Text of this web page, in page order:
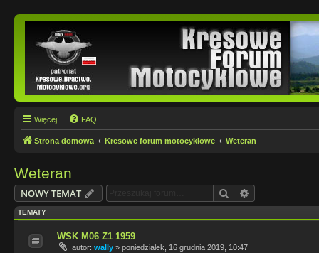
Więcej… FAQ
Strona domowa Kresowe forum motocyklowe Weteran
Weteran
NOWY TEMAT Szukaj
TEMATY
WSK M06 Z1 1959
autor: wally » poniedziałek, 16 grudnia 2019, 10:47